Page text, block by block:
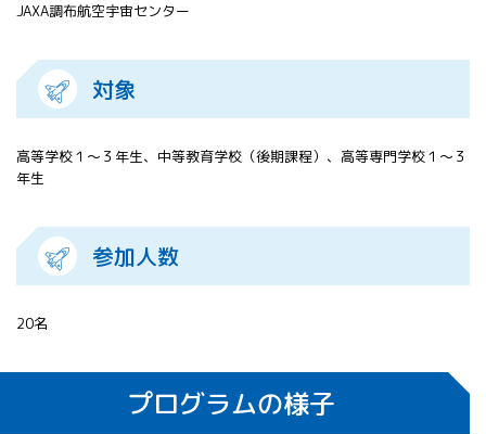
JAXA調布航空宇宙センター
対象
高等学校１～３年生、中等教育学校（後期課程）、高等専門学校１～３
年生
参加人数
20名
プログラムの様子